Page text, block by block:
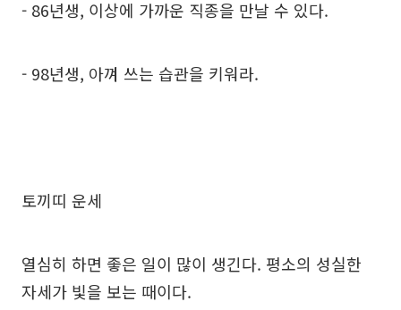
- 86년생, 이상에 가까운 직종을 만날 수 있다.
- 98년생, 아껴 쓰는 습관을 키워라.
토끼띠 운세
열심히 하면 좋은 일이 많이 생긴다. 평소의 성실한
자세가 빛을 보는 때이다.